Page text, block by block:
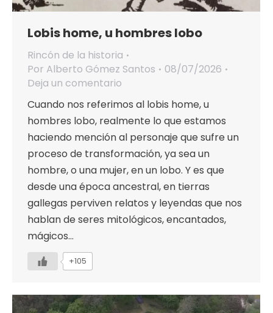
Lobis home, u hombres lobo
Rincón de la historia
Por Alberto Gómez Santos
08/07/2026
Deja un comentario
Cuando nos referimos al lobis home, u
hombres lobo, realmente lo que estamos
haciendo mención al personaje que sufre un
proceso de transformación, ya sea un
hombre, o una mujer, en un lobo. Y es que
desde una época ancestral, en tierras
gallegas perviven relatos y leyendas que nos
hablan de seres mitológicos, encantados,
mágicos…
+105